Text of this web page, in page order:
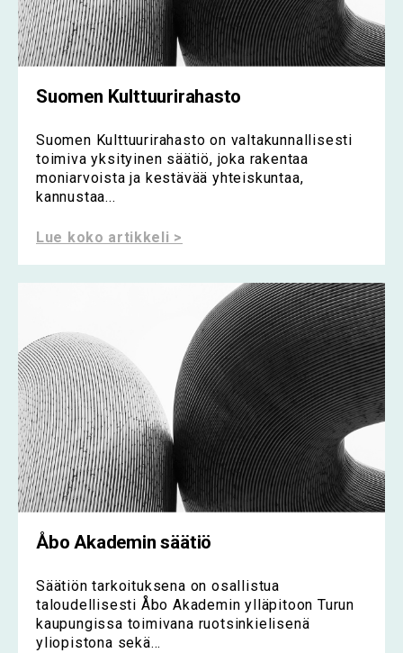
Suomen Kulttuurirahasto
Suomen Kulttuurirahasto on valtakunnallisesti
toimiva yksityinen säätiö, joka rakentaa
moniarvoista ja kestävää yhteiskuntaa,
kannustaa...
Lue koko artikkeli >
Åbo Akademin säätiö
Säätiön tarkoituksena on osallistua
taloudellisesti Åbo Akademin ylläpitoon Turun
kaupungissa toimivana ruotsinkielisenä
yliopistona sekä...